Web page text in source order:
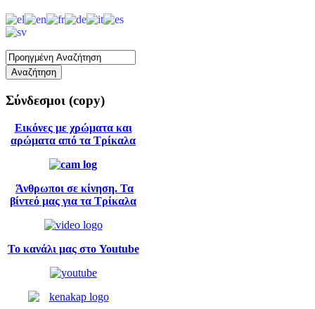
Σύνδεσμοι (copy)
Εικόνες με χρώματα και
αρώματα από τα Τρίκαλα
Άνθρωποι σε κίνηση. Τα
βίντεό μας για τα Τρίκαλα
Το κανάλι μας στο Youtube